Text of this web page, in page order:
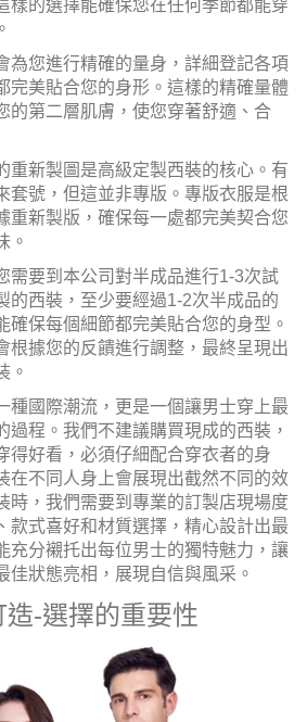
樣的選擇能確保您在任何季節都能穿
為您進行精確的量身，詳細登記各項
完美貼合您的身形。這樣的精確量體
的第二層肌膚，使您穿著舒適、合
重新製圖是高級定製西裝的核心。有
套號，但這並非專版。專版衣服是根
重新製版，確保每一處都完美契合您
。
需要到本公司對半成品進行1-3次試
的西裝，至少要經過1-2次半成品的
確保每個細節都完美貼合您的身型。
根據您的反饋進行調整，最終呈現出
。
種國際潮流，更是一個讓男士穿上最
過程。我們不建議購買現成的西裝，
得好看，必須仔細配合穿衣者的身
在不同人身上會展現出截然不同的效
時，我們需要到專業的訂製店現場度
款式喜好和材質選擇，精心設計出最
充分襯托出每位男士的獨特魅力，讓
佳狀態亮相，展現自信與風采。
造-選擇的重要性